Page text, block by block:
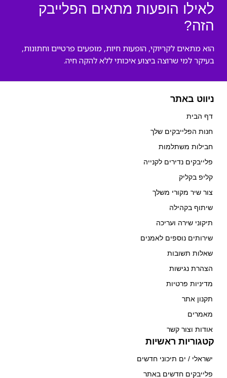
לאילו הופעות מתאים הפלייבק
הזה?
הוא מתאים לקריוקי, הופעות חיות, מופעים פרטיים וחתונות,
בעיקר למי שרוצה ביצוע איכותי ללא להקה חיה.
ניווט באתר
דף הבית
חנות הפלייבקים שלך
חבילות משתלמות
פלייבקים נדירים לקנייה
קליפ בקליק
צור שיר מקורי משלך
שיתוף בקהילה
תיקוני שירה ועריכה
שירותים נוספים לאמנים
שאלות תשובות
הצהרת נגישות
מדיניות פרטיות
תקנון אתר
מאמרים
אודות וצור קשר
קטגוריות ראשיות
ישראלי / ים תיכוני חדשים
פלייבקים חדשים באתר